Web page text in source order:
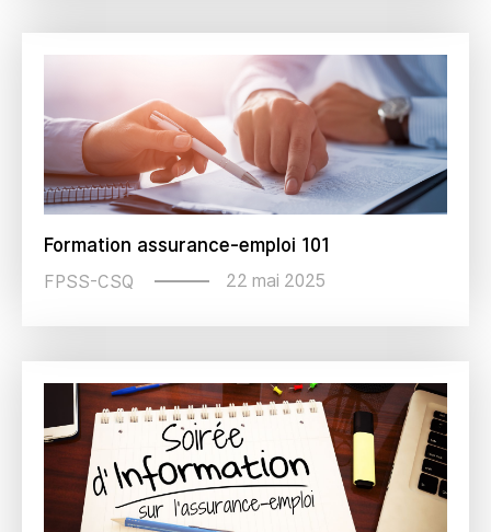
Formation assurance-emploi 101
FPSS-CSQ 22 mai 2025